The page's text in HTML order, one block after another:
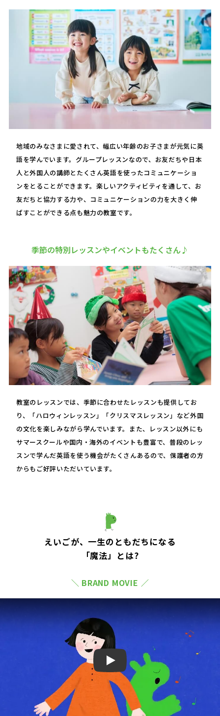
地域のみなさまに愛されて、幅広い年齢のお子さまが元気に英
語を学んでいます。グループレッスンなので、お友だちや日本
人と外国人の講師とたくさん英語を使ったコミュニケーショ
ンをとることができます。楽しいアクティビティを通して、お
友だちと協力する力や、コミュニケーションの力を大きく伸
ばすことができる点も魅力の教室です。
季節の特別レッスンやイベントもたくさん♪
教室のレッスンでは、季節に合わせたレッスンも提供してお
り、「ハロウィンレッスン」「クリスマスレッスン」など外国
の文化を楽しみながら学んでいます。また、レッスン以外にも
サマースクールや国内・海外のイベントも豊富で、普段のレッ
スンで学んだ英語を使う機会がたくさんあるので、保護者の方
からもご好評いただいています。
えいごが、一生のともだちになる
「魔法」とは?
＼ BRAND MOVIE ／